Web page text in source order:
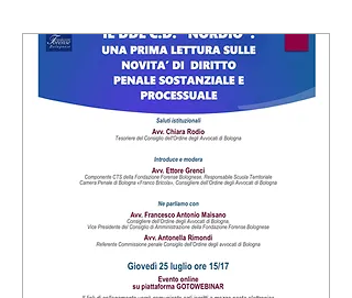
Eventi in programma